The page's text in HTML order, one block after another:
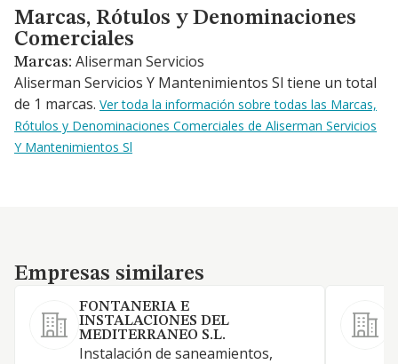
Marcas, Rótulos y Denominaciones Comerciales
Marcas, Rótulos y Denominaciones
Comerciales
Marcas: Aliserman Servicios
Aliserman Servicios Y Mantenimientos Sl tiene un total
de 1 marcas. Ver toda la información sobre todas las Marcas,
Rótulos y Denominaciones Comerciales de Aliserman Servicios
Y Mantenimientos Sl
Empresas similares
Empresas similares
FONTANERIA E
INSTALACIONES DEL
MEDITERRANEO S.L.
Instalación de saneamientos,